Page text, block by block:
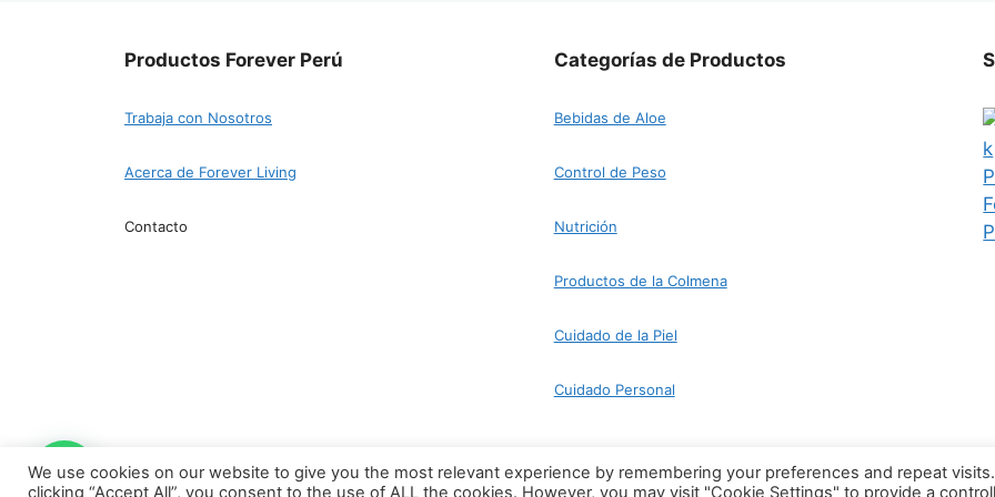
Productos Forever Perú
Trabaja con Nosotros
Acerca de Forever Living
Contacto
Categorías de Productos
Bebidas de Aloe
Control de Peso
Nutrición
Productos de la Colmena
Cuidado de la Piel
Cuidado Personal
Aviso Legal|Política de Privacidad
© 2026 Productos Forever Perú• Creado conGeneratePress
We use cookies on our website to give you the most relevant experience by remembering your preferences and repeat
clicking “Accept All”, you consent to the use of ALL the cookies. However, you may visit "Cookie Settings" to provide a